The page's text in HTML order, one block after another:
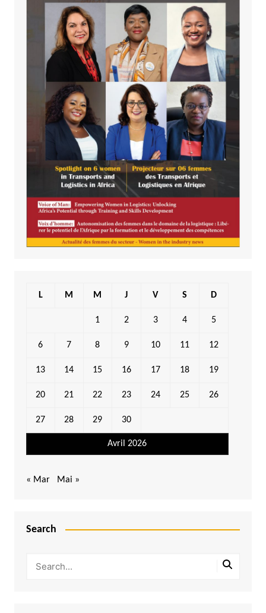
Avril 2026
L M M J V S D
1 2 3 4 5
6 7 8 9 10 11 12
13 14 15 16 17 18 19
20 21 22 23 24 25 26
27 28 29 30
« Mar Mai »
Search